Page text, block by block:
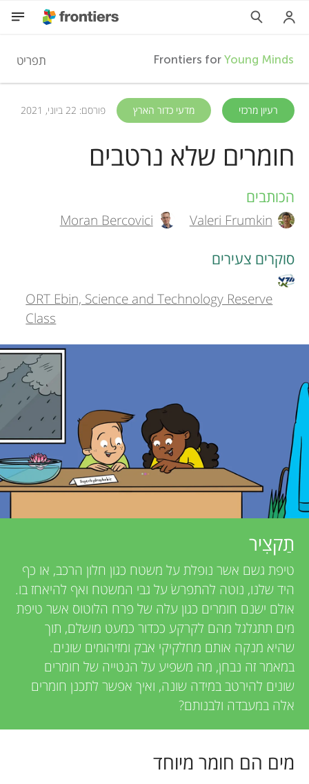
F
r
o
n
t
i
r
s
f
o
r
Y
o
u
n
g
M
Frontiers forYoung Minds תפריט
HE
השתתפות
אודות
רעיון מרכזי מדעי כדור הארץ פורסם: 22 ביוני, 2021
חומרים שלא נרטבים
A
u
t
h
r
a
n
d
r
v
i
e
w
e
r
s
הכותבים
Valeri Frumkin
Moran Bercovici
סוקרים צעירים
ORT Ebin, Science and Technology Reserve
Class
תַקצִיר
טיפת גשם אשר נופלת על משטח כגון חלון הרכב, או כף
היד שלנו, נוטה להתפרשׂ על גבי המשטח ואף להיאחז בו.
אולם ישנם חומרים כגון עלה של פרח הלוטוס אשר טיפת
מים תתגלגל מהם לקרקע ככדור כמעט מושלם, תוך
שהיא מנקה אותם מחלקיקי אבק ומזיהומים שונים.
במאמר זה נבחן, מה משפיע על הנטייה של חומרים
שונים להירטב במידה שונה, ואיך אפשר לתכנן חומרים
אלה במעבדה ולבנותם?
מים הם חומר מיוחד